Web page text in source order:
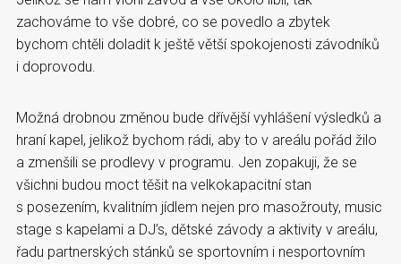
zachováme to vše dobré, co se povedlo a zbytek
bychom chtěli doladit k ještě větší spokojenosti závodníků
i doprovodu.
Možná drobnou změnou bude dřívější vyhlášení výsledků a
hraní kapel, jelikož bychom rádi, aby to v areálu pořád žilo
a zmenšili se prodlevy v programu. Jen zopakuji, že se
všichni budou moct těšit na velkokapacitní stan
s posezením, kvalitním jídlem nejen pro masožrouty, music
stage s kapelami a DJ’s, dětské závody a aktivity v areálu,
řadu partnerských stánků se sportovním i nesportovním